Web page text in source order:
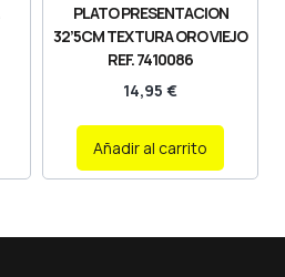
PLATO PRESENTACION
32’5CM TEXTURA ORO VIEJO
REF. 7410086
14,95 €
Añadir al carrito